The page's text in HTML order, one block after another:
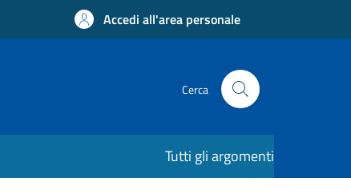
Accedi all'area personale
Cerca
Tutti gli argomenti